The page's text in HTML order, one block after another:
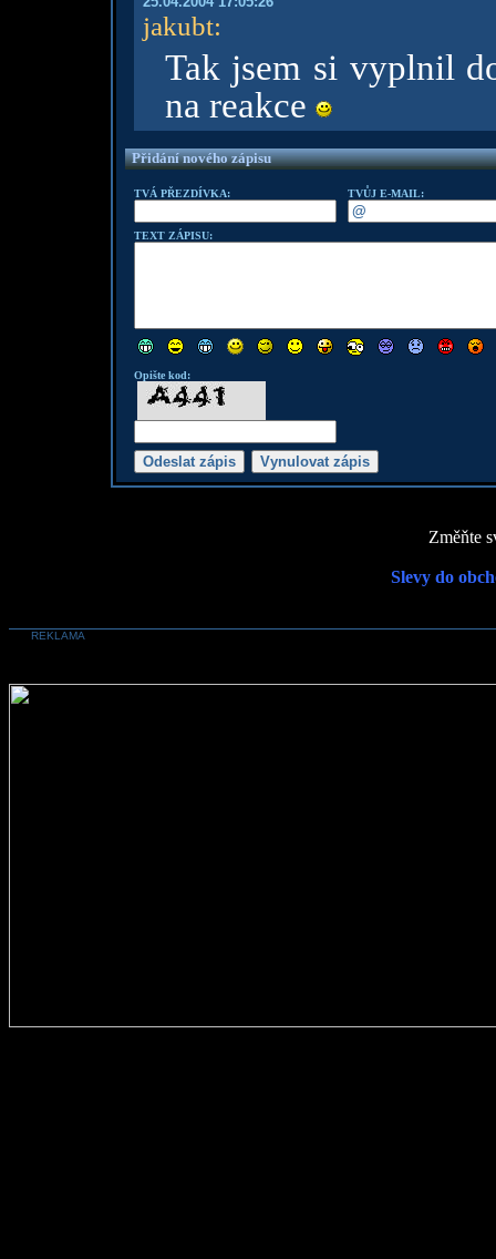
jakubt:
Tak jsem si vyplnil
na reakce
Přidání nového zápisu
TVÁ PŘEZDÍVKA: TVŮJ E-MAIL:
TEXT ZÁPISU:
Opište kod:
Změňte
Slevy do
REKLAMA